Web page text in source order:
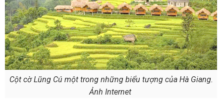
Cột cờ Lũng Cú một trong những biểu tượng của Hà Giang.
Ảnh Internet